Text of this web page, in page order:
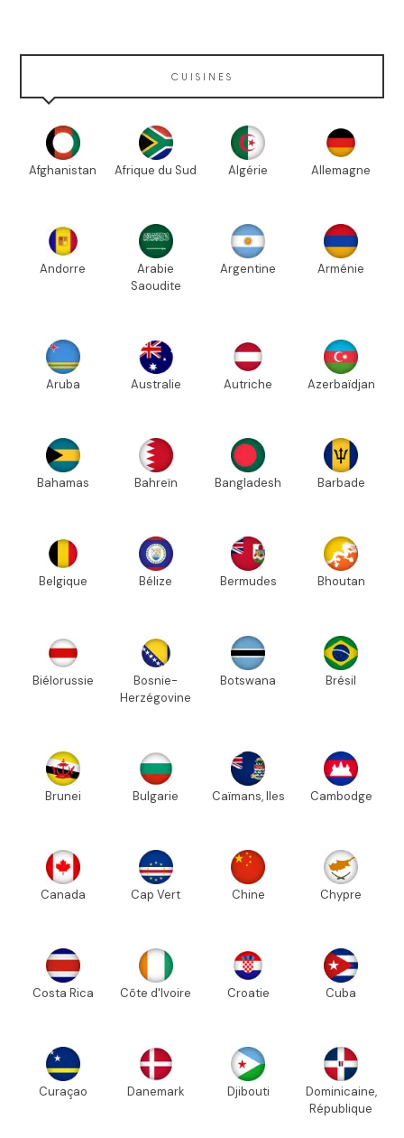
CUISINES
Afghanistan Afrique du Sud Algérie Allemagne
Andorre
Arabie
Saoudite
Argentine Arménie
Aruba Australie Autriche Azerbaïdjan
Bahamas Bahreïn Bangladesh Barbade
Belgique Bélize Bermudes Bhoutan
Biélorussie
Bosnie-
Herzégovine
Botswana Brésil
Brunei Bulgarie Caïmans, Iles Cambodge
Canada Cap Vert Chine Chypre
Costa Rica Côte d'Ivoire Croatie Cuba
Curaçao Danemark Djibouti
Dominicaine,
République